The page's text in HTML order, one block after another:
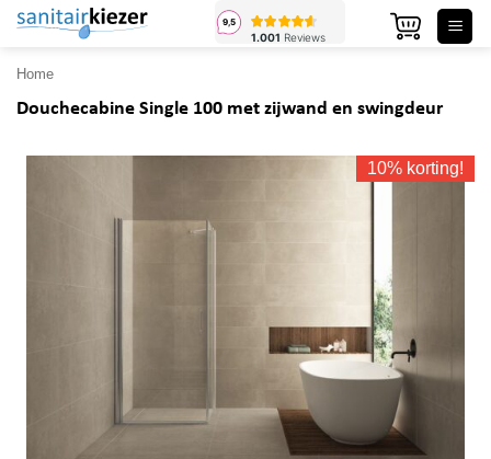
Ga
inhoud
Home
Douchecabine Single 100 met zijwand en swingdeur
10% korting!